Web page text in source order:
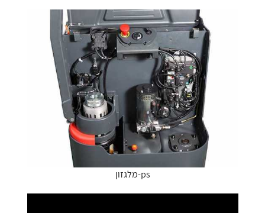
ps-מלגזון